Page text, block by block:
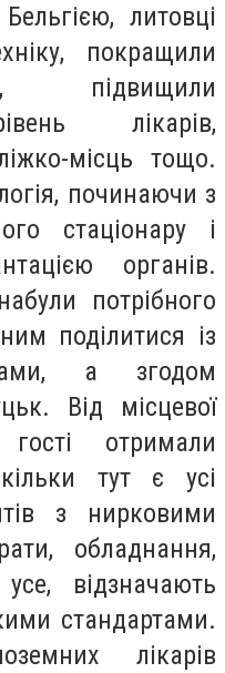
литовці
покращили
підвищили
лікарів,
місць тощо.
починаючи з
стаціонару і
органів.
потрібного
поділитися із
а згодом
Від місцевої
гості отримали
тут є усі
з нирковими
обладнання,
відзначають
стандартами.
лікарів